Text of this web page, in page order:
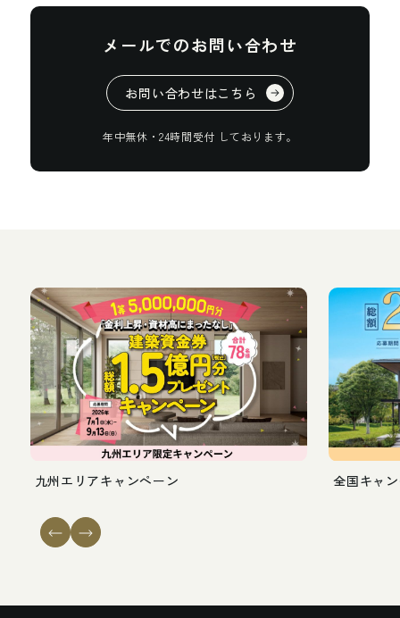
メ ールでのお問い合わせ
お問い合わせはこ ち ら
年中無休 ・24時間受付 してお り ます。
九州エ リ アキ ャ ンペー ン 全国キャ ン